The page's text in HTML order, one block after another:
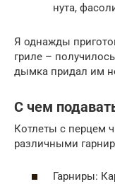
нута,
Я однажды
гриле –
дымка придал им
С чем
Котлеты с перцем
различными
Гарниры: